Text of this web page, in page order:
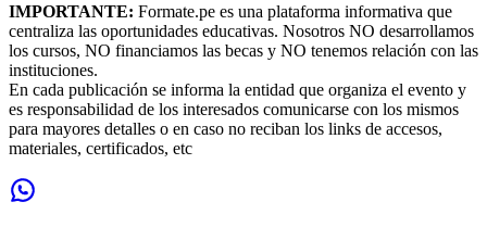
IMPORTANTE: Formate.pe es una plataforma informativa que
centraliza las oportunidades educativas. Nosotros NO desarrollamos
los cursos, NO financiamos las becas y NO tenemos relación con las
instituciones.
En cada publicación se informa la entidad que organiza el evento y
es responsabilidad de los interesados comunicarse con los mismos
para mayores detalles o en caso no reciban los links de accesos,
materiales, certificados, etc